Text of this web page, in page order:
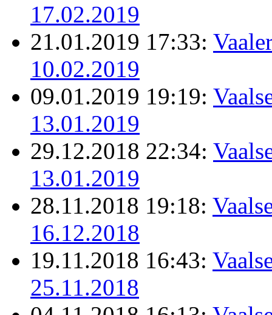
17.02.2019
21.01.2019 17:33:
10.02.2019
09.01.2019 19:19:
13.01.2019
29.12.2018 22:34:
13.01.2019
28.11.2018 19:18:
16.12.2018
19.11.2018 16:43:
25.11.2018